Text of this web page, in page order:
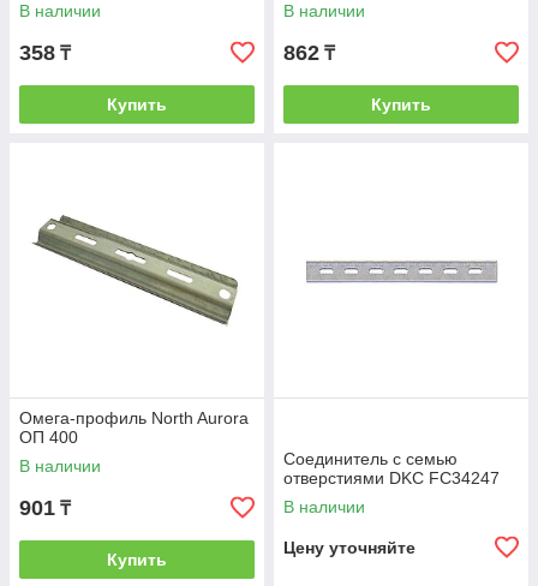
В наличии
358 ₸
Купить
В наличии
862 ₸
Купить
Омега-профиль North Aurora
ОП 400
В наличии
901 ₸
Купить
Соединитель с семью
отверстиями DKC FC34247
В наличии
Цену уточняйте